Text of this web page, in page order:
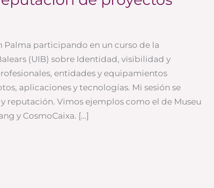
Palma participando en un curso de la
(UIB) sobre Identidad, visibilidad y
entidades y equipamientos
aplicaciones y tecnologías. Mi sesión se
reputación. Vimos ejemplos como el de Museu
y CosmoCaixa. […]